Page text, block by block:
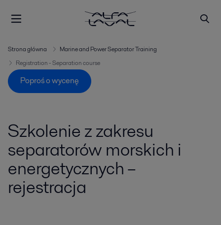
Strona główna
Marine and Power Separator Training
Registration - Separation course
Poproś o wycenę
Szkolenie z zakresu
separatorów morskich i
energetycznych –
rejestracja